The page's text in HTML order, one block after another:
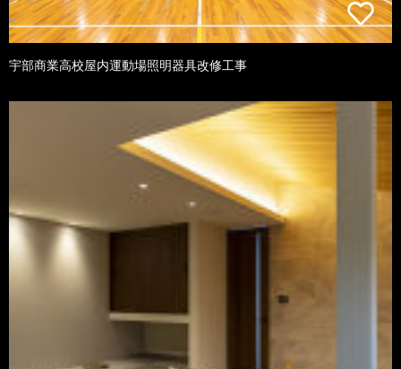
宇部商業高校屋内運動場照明器具改修工事